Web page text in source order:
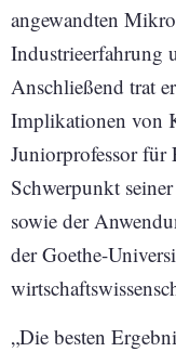
angewandten
Industrieerfahrung
Anschließend trat
Implikationen von
Juniorprofessor für
Schwerpunkt
sowie der
der Goethe-
„Die besten